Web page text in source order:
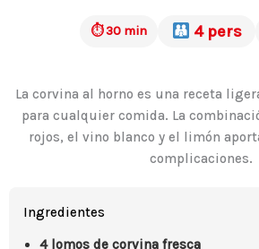
⏱ 30 min 4 pers
La corvina al horno es una receta
para cualquier comida. La
rojos, el vino blanco y el limón
complicaciones.
Ingredientes
4 lomos de corvina fresca